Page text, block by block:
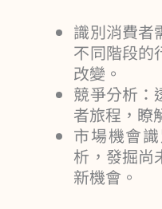
識別消費者
不同階段的
改變。
競爭分析：
者旅程，瞭
市場機會
析，發掘尚
新機會。